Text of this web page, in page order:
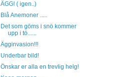
ÄGG! ( igen..)
Blå Anemoner .....
Det som göms i snö kommer
upp i tö......
Ägginvasion!!!
Underbar bild!
Önskar er alla en trevlig helg!